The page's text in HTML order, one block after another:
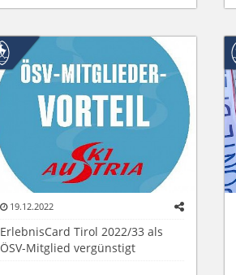
19.12.2022
ErlebnisCard Tirol 2022/33 als
ÖSV-Mitglied vergünstigt